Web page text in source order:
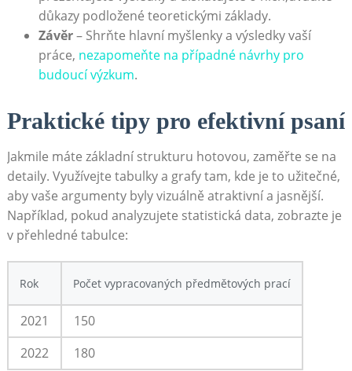
důkazy podložené teoretickými ‍základy.
Závěr–‌ Shrňte hlavní myšlenky a výsledky vaší
práce, nezapomeňte na případné návrhy pro
budoucí výzkum.
Praktické tipy‌ pro efektivní psaní
Jakmile ⁣máte základní strukturu hotovou, zaměřte⁢ se na
detaily. Využívejte tabulky a grafy‍ tam, kde ⁢je to užitečné,
aby vaše argumenty byly vizuálně atraktivní a jasnější. ​
Například, pokud analyzujete statistická data, zobrazte je
v přehledné tabulce:
Rok Počet vypracovaných předmětových ⁤prací
2021
150
2022
180